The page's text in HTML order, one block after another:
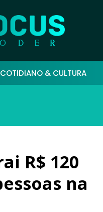
COTIDIANO & CULTURA
R$ 120
na